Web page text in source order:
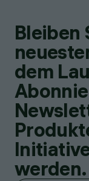
Bleiben
dem
werden.